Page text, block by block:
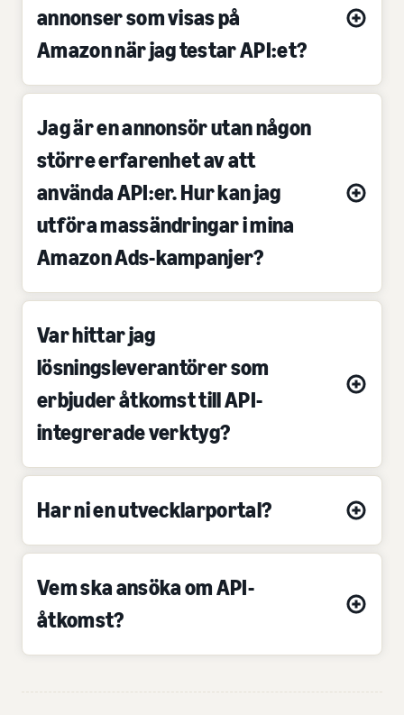
annonser som visas på
Amazon när jag testar API:et?
Jag är en annonsör utan någon
större erfarenhet av att
använda API:er. Hur kan jag
utföra massändringar i mina
Amazon Ads-kampanjer?
Var hittar jag
lösningsleverantörer som
erbjuder åtkomst till API-
integrerade verktyg?
Har ni en utvecklarportal?
Vem ska ansöka om API-
åtkomst?